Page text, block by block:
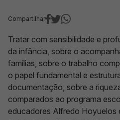
Tratar com sensibilidade e
da infância, sobre o
famílias, sobre o trabalho
o papel fundamental e
documentação, sobre a
comparados ao programa
educadores Alfredo Hoyuelos
Compartilhar